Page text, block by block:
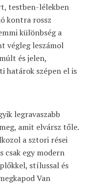
testben-lélekben
kontra rossz
különbség a
végleg leszámol
és jelen,
határok szépen el is
legravaszabb
amit elvársz tőle.
a sztori rései
csak egy modern
stílussal és
Van